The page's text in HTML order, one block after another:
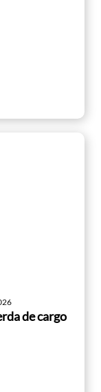
de cargo